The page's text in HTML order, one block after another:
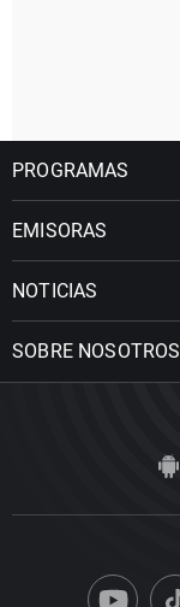
PROGRAMAS
EMISORAS
NOTICIAS
SOBRE NOSOTROS